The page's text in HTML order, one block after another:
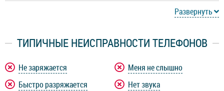
Развернуть
ТИПИЧНЫЕ НЕИСПРАВНОСТИ ТЕЛЕФОНОВ
Не заряжается
Быстро разряжается
Меня не слышно
Нет звука